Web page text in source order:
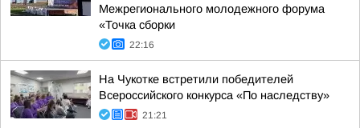
Межрегионального молодежного форума
«Точка сборки
22:16
На Чукотке встретили победителей
Всероссийского конкурса «По наследству»
21:21